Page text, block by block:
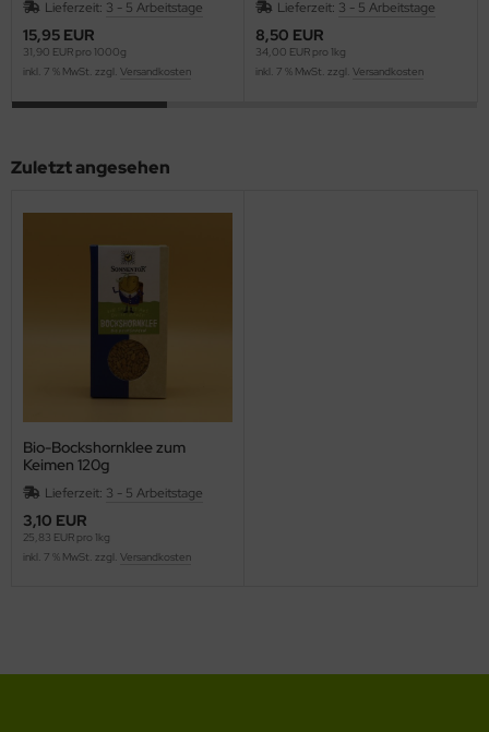
Lieferzeit: 3 - 5 Arbeitstage
15,95 EUR
31,90 EUR pro 1000g
inkl. 7 % MwSt. zzgl. Versandkosten
Lieferzeit: 3 - 5 Arbeitstage
8,50 EUR
34,00 EUR pro 1kg
inkl. 7 % MwSt. zzgl. Versandkosten
Zuletzt angesehen
Bio-Bockshornklee zum
Keimen 120g
Lieferzeit: 3 - 5 Arbeitstage
3,10 EUR
25,83 EUR pro 1kg
inkl. 7 % MwSt. zzgl. Versandkosten